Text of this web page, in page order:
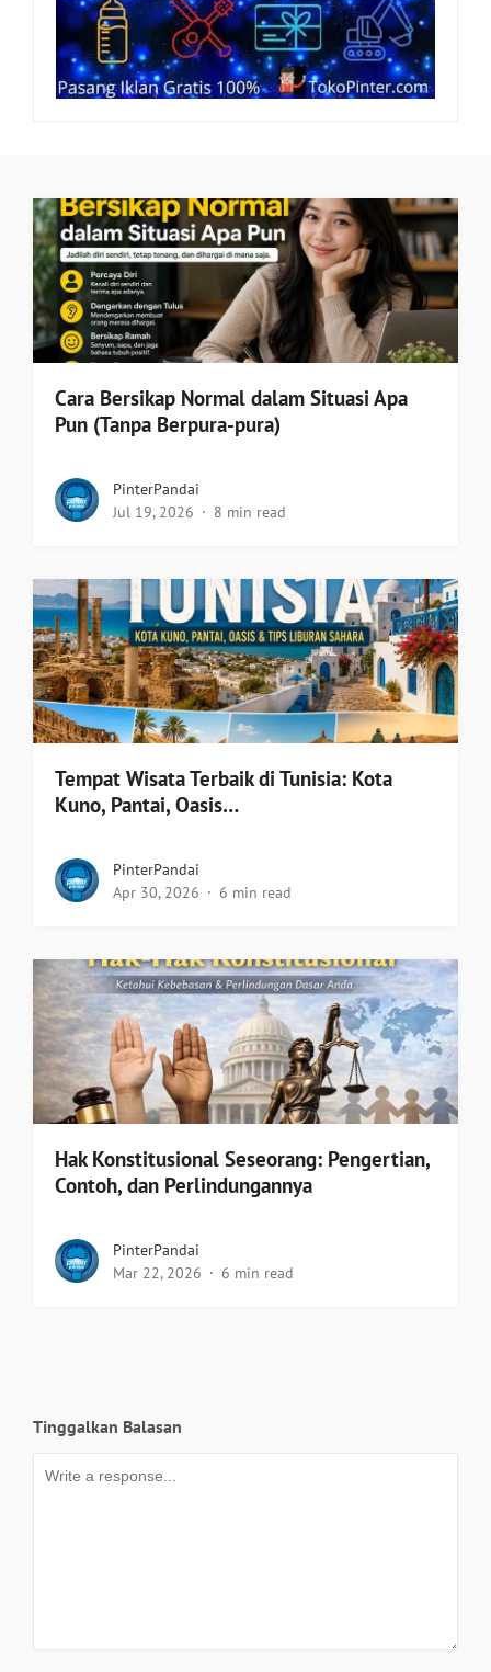
Cara Bersikap Normal dalam Situasi Apa
Pun (Tanpa Berpura-pura)
PinterPandai
Jul 19, 2026
8 min read
Tempat Wisata Terbaik di Tunisia: Kota
Kuno, Pantai, Oasis…
PinterPandai
Apr 30, 2026
6 min read
Hak Konstitusional Seseorang: Pengertian,
Contoh, dan Perlindungannya
PinterPandai
Mar 22, 2026
6 min read
Tinggalkan Balasan